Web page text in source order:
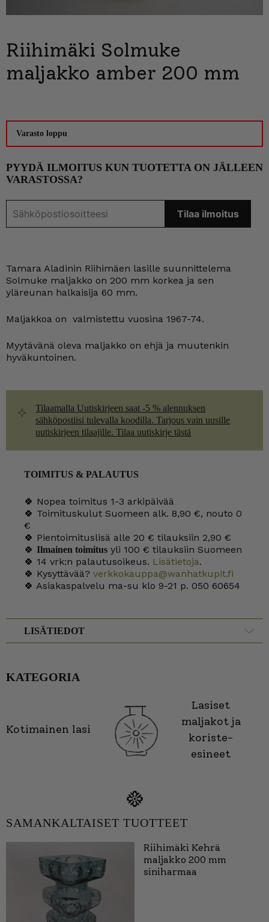
Riihimäki Solmuke
maljakko amber 200 mm
Varasto loppu
PYYDÄ ILMOITUS KUN TUOTETTA ON JÄLLEEN
VARASTOSSA?
Tamara Aladinin Riihimäen lasille suunnittelema
Solmuke maljakko on 200 mm korkea ja sen
yläreunan halkaisija 60 mm.
Maljakkoa on valmistettu vuosina 1967-74.
Myytävänä oleva maljakko on ehjä ja muutenkin
hyväkuntoinen.
Tilaamalla Uutiskirjeen saat -5 % alennuksen
sähköpostiisi tulevalla koodilla. Tarjous vain uusille
uutiskirjeen tilaajille. Tilaa uutiskirje tästä
TOIMITUS & PALAUTUS
🍀 Nopea toimitus 1-3 arkipäivää
🍀 Toimituskulut Suomeen alk. 8,90 €, nouto 0
€
🍀 Pientoimituslisä alle 20 € tilauksiin 2,90 €
🍀 Ilmainen toimitus yli 100 € tilauksiin Suomeen
🍀 14 vrk:n palautusoikeus. Lisätietoja.
🍀 Kysyttävää? verkkokauppa@wanhatkupit.fi
🍀 Asiakaspalvelu ma-su klo 9-21 p. 050 60654
LISÄTIEDOT
KATEGORIA
Kotimainen lasi
Lasiset
maljakot ja
koriste-
esineet
SAMANKALTAISET TUOTTEET
Riihimäki Kehrä
maljakko 200 mm
siniharmaa